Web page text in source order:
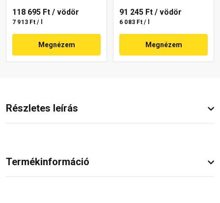
118 695 Ft / vödör
7 913 Ft / l
Megnézem
91 245 Ft / vödör
6 083 Ft / l
Megnézem
Részletes leírás
Termékinformáció